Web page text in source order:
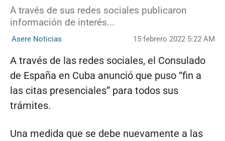
A través de sus redes sociales publicaron
información de interés...
Asere Noticias 15 febrero 2022 5:22 AM
A través de las redes sociales, el Consulado
de España en Cuba anunció que puso “fin a
las citas presenciales” para todos sus
trámites.
Una medida que se debe nuevamente a las